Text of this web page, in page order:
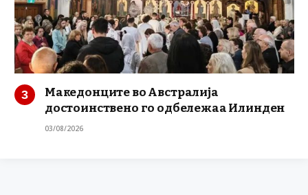
Македонците во Австралија
достоинствено го одбележаа Илинден
03/08/2026